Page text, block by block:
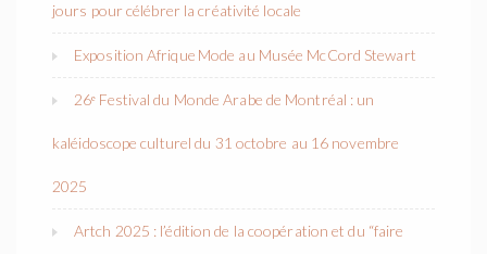
jours pour célébrer la créativité locale
Exposition Afrique Mode au Musée McCord Stewart
26ᵉ Festival du Monde Arabe de Montréal : un
kaléidoscope culturel du 31 octobre au 16 novembre
2025
Artch 2025 : l’édition de la coopération et du “faire